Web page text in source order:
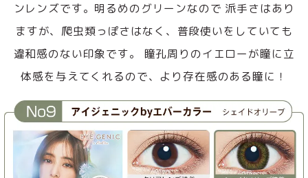
ンレンズです。明るめのグリーンなので 派手さはあり
ますが、爬虫類っぽさはなく、普段使いをしていても
違和感のない印象です。 瞳孔周りのイエローが瞳に立
体感を与えてくれるので、より存在感のある瞳に！